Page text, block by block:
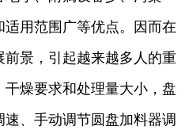
用范围广等优点。因而在
景，引起越来越多人的重
燥要求和处理量大小，盘
、手动调节圆盘加料器调